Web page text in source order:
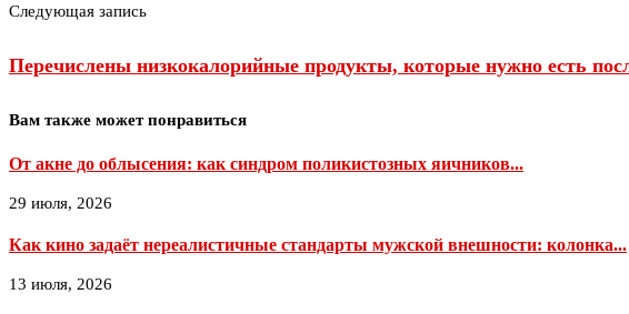
Следующая запись
Перечислены низкокалорийные продукты, которые нужно есть
Вам также может понравиться
От акне до облысения: как синдром поликистозных яичников...
29 июля, 2026
Как кино задаёт нереалистичные стандарты мужской внешности: колонка...
13 июля, 2026